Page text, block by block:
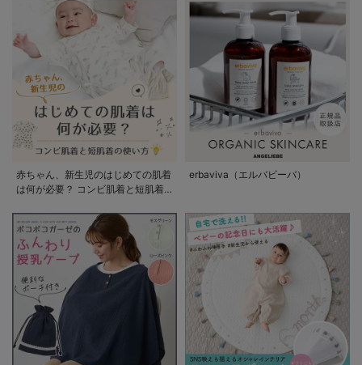
赤ちゃん、新生児のはじめての肌着
は何が必要？ コンビ肌着と短肌着
erbaviva（エルバビーバ）